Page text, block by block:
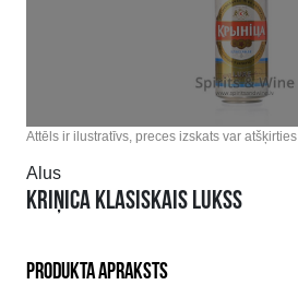
Attēls ir ilustratīvs, preces izskats var atšķirties
Alus
KRIŅICA KLASISKAIS LUKSS
PRODUKTA APRAKSTS